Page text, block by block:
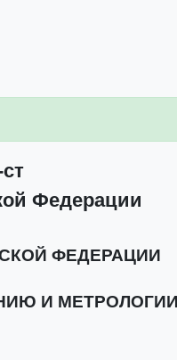
Федерации
ФЕДЕРАЦИИ
И МЕТРОЛОГИИ